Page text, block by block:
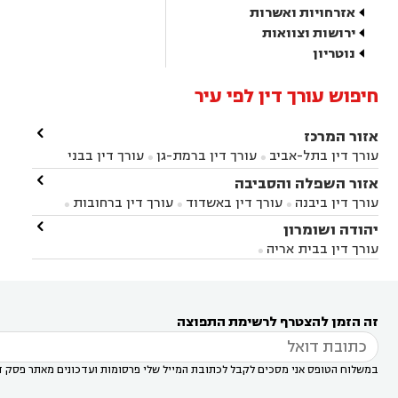
אזרחויות ואשרות
ירושות וצוואות
נוטריון
חיפוש עורך דין לפי עיר
אזור המרכז
עורך דין בתל-אביב  עורך דין ברמת-גן 
עורך דין בבני
ברק עורך דין בפתח תקווה עורך דין בראשון לציון
עורך דין ברחובות עורך דין בנס ציונה
במודיעין
עורך דין בהרצליה עורך דין בחולון
עורך
דין בקרית אונו
אונו
עורך דין בבת ים
דין בשוהם 

אזור השפלה והסביבה
עורך דין ביבנה  עורך דין באשדוד  עורך דין ברחובות 
עורך דין בראשון לציון עורך דין במודיעין
עורך דין
בבאר יעקב
עורך דין בגדרה

יהודה ושומרון
עורך דין בבית אריה 

זה הזמן להצטרף לרשימת התפוצה
במשלוח הטופס אני מסכים לקבל לכתובת המייל שלי פרסומות ועדכונים מאתר פסק